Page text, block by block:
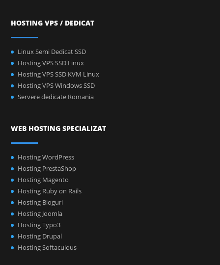
HOSTING VPS / DEDICAT
Linux Semi Dedicat SSD
Hosting VPS SSD Linux
Hosting VPS SSD KVM Linux
Hosting VPS Windows SSD
Servere dedicate Romania
WEB HOSTING SPECIALIZAT
Hosting WordPress
Hosting PrestaShop
Hosting Magento
Hosting Ruby on Rails
Hosting Bloguri
Hosting Joomla
Hosting Typo3
Hosting Drupal
Hosting Softaculous